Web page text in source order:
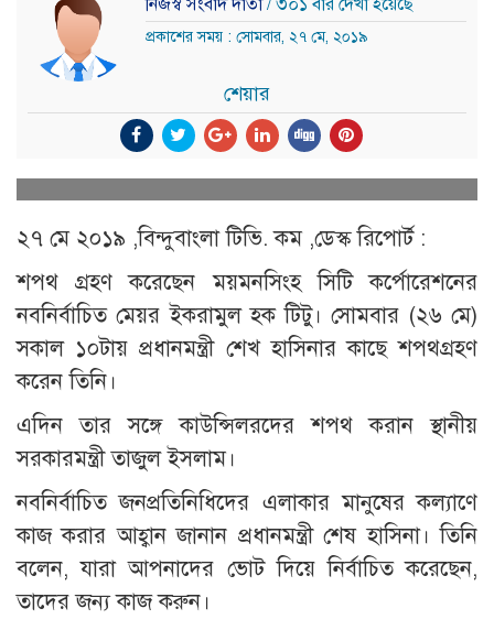
নিজস্ব সংবাদ দাতা/ ৩০১ বার দেখা হয়েছে
প্রকাশের সময় : সোমবার, ২৭ মে, ২০১৯
শেয়ার
২৭ মে ২০১৯ ,বিন্দুবাংলা টিভি. কম ,ডেস্ক রিপোর্ট :
শপথ গ্রহণ করেছেন ময়মনসিংহ সিটি কর্পোরেশনের
নবনির্বাচিত মেয়র ইকরামুল হক টিটু। সোমবার (২৬ মে)
সকাল ১০টায় প্রধানমন্ত্রী শেখ হাসিনার কাছে শপথগ্রহণ
করেন তিনি।
এদিন তার সঙ্গে কাউন্সিলরদের শপথ করান স্থানীয়
সরকারমন্ত্রী তাজুল ইসলাম।
নবনির্বাচিত জনপ্রতিনিধিদের এলাকার মানুষের কল্যাণে
কাজ করার আহ্বান জানান প্রধানমন্ত্রী শেষ হাসিনা। তিনি
বলেন, যারা আপনাদের ভোট দিয়ে নির্বাচিত করেছেন,
তাদের জন্য কাজ করুন।